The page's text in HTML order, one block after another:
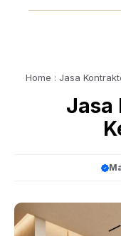
Home : Jasa
Jasa